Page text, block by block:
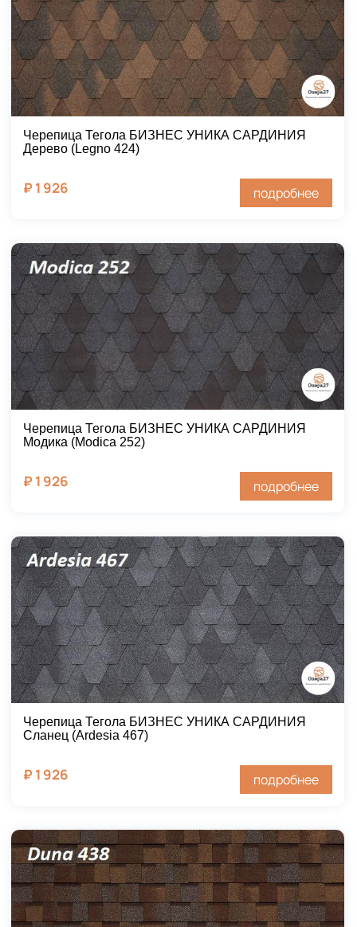
Черепица Тегола БИЗНЕС УНИКА САРДИНИЯ
Дерево (Legno 424)
₽ 1 926 подробнее
Черепица Тегола БИЗНЕС УНИКА САРДИНИЯ
Модика (Modica 252)
₽ 1 926 подробнее
Черепица Тегола БИЗНЕС УНИКА САРДИНИЯ
Сланец (Ardesia 467)
₽ 1 926 подробнее